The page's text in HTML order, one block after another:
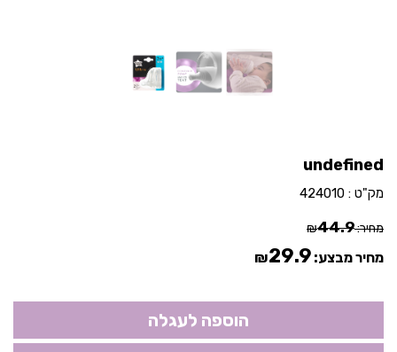
undefined
מק"ט : 424010
מחיר: ₪44.9
מחיר מבצע: ₪29.9